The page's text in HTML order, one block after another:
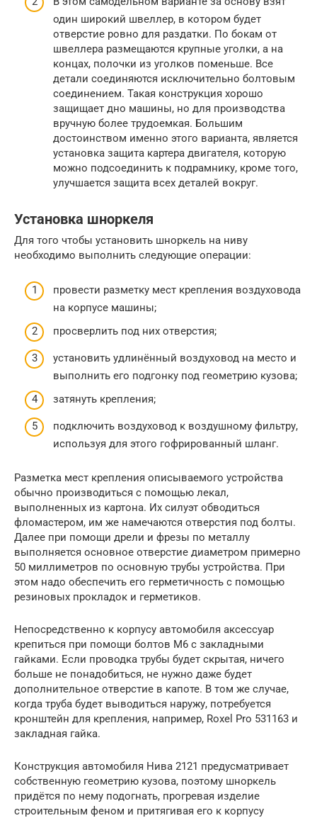
один широкий швеллер, в котором будет
отверстие ровно для раздатки. По бокам от
швеллера размещаются крупные уголки, а на
концах, полочки из уголков поменьше. Все
детали соединяются исключительно болтовым
соединением. Такая конструкция хорошо
защищает дно машины, но для производства
вручную более трудоемкая. Большим
достоинством именно этого варианта, является
установка защита картера двигателя, которую
можно подсоединить к подрамнику, кроме того,
улучшается защита всех деталей вокруг.
Установка шноркеля
Для того чтобы установить шноркель на ниву
необходимо выполнить следующие операции:
провести разметку мест крепления воздуховода
на корпусе машины;
просверлить под них отверстия;
установить удлинённый воздуховод на место и
выполнить его подгонку под геометрию кузова;
затянуть крепления;
подключить воздуховод к воздушному фильтру,
используя для этого гофрированный шланг.
Разметка мест крепления описываемого устройства
обычно производиться с помощью лекал,
выполненных из картона. Их силуэт обводиться
фломастером, им же намечаются отверстия под болты.
Далее при помощи дрели и фрезы по металлу
выполняется основное отверстие диаметром примерно
50 миллиметров по основную трубы устройства. При
этом надо обеспечить его герметичность с помощью
резиновых прокладок и герметиков.
Непосредственно к корпусу автомобиля аксессуар
крепиться при помощи болтов М6 с закладными
гайками. Если проводка трубы будет скрытая, ничего
больше не понадобиться, не нужно даже будет
дополнительное отверстие в капоте. В том же случае,
когда труба будет выводиться наружу, потребуется
кронштейн для крепления, например, Roxel Pro 531163 и
закладная гайка.
Конструкция автомобиля Нива 2121 предусматривает
собственную геометрию кузова, поэтому шноркель
придётся по нему подогнать, прогревая изделие
строительным феном и притягивая его к корпусу